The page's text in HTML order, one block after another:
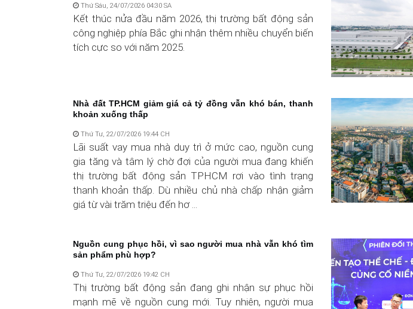
Thứ Sáu, 24/07/2026 04:30 SA
Kết thúc nửa đầu năm 2026, thị trường bất động sản
công nghiệp phía Bắc ghi nhận thêm nhiều chuyển biến
tích cực so với năm 2025.
Nhà đất TP.HCM giảm giá cả tỷ đồng vẫn khó bán, thanh
khoản xuống thấp
Thứ Tư, 22/07/2026 19:44 CH
Lãi suất vay mua nhà duy trì ở mức cao, nguồn cung
gia tăng và tâm lý chờ đợi của người mua đang khiến
thị trường bất động sản TPHCM rơi vào tình trạng
thanh khoản thấp. Dù nhiều chủ nhà chấp nhận giảm
giá từ vài trăm triệu đến hơ ...
Nguồn cung phục hồi, vì sao người mua nhà vẫn khó tìm
sản phẩm phù hợp?
Thứ Tư, 22/07/2026 19:42 CH
Thị trường bất động sản đang ghi nhận sự phục hồi
mạnh mẽ về nguồn cung mới. Tuy nhiên, người mua